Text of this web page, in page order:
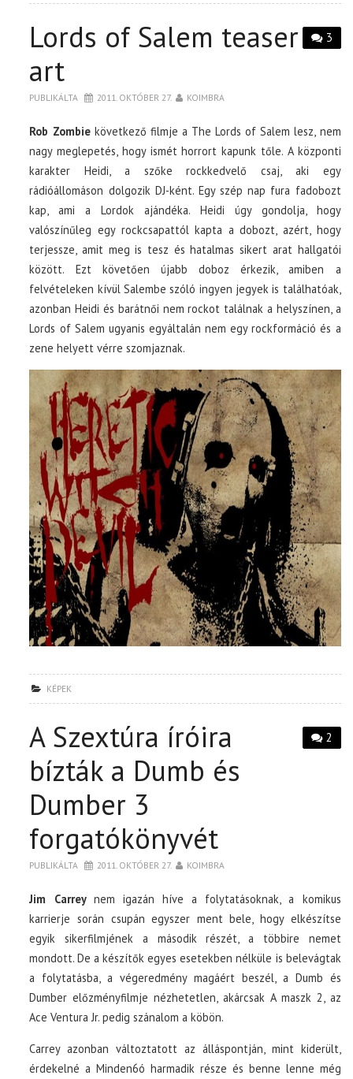
3
Lords of Salem teaser
art
PUBLIKÁLTA 2011. OKTÓBER 27. KOIMBRA
Rob Zombiekövetkező filmje a The Lords of Salem lesz, nem
nagy meglepetés, hogy ismét horrort kapunk tőle. A központi
karakter Heidi, a szőke rockkedvelő csaj, aki egy
rádióállomáson dolgozik DJ-ként. Egy szép nap fura fadobozt
kap, ami a Lordok ajándéka. Heidi úgy gondolja, hogy
valószínűleg egy rockcsapattól kapta a dobozt, azért, hogy
terjessze, amit meg is tesz és hatalmas sikert arat hallgatói
között. Ezt követően újabb doboz érkezik, amiben a
felvételeken kívül Salembe szóló ingyen jegyek is találhatóak,
azonban Heidi és barátnői nem rockot találnak a helyszínen, a
Lords of Salem ugyanis egyáltalán nem egy rockformáció és a
zene helyett vérre szomjaznak.
KÉPEK
2
A Szextúra íróira
bízták a Dumb és
Dumber 3
forgatókönyvét
PUBLIKÁLTA 2011. OKTÓBER 27. KOIMBRA
Jim Carrey nem igazán híve a folytatásoknak, a komikus
karrierje során csupán egyszer ment bele, hogy elkészítse
egyik sikerfilmjének a második részét, a többire nemet
mondott. De a készítők egyes esetekben nélküle is belevágtak
a folytatásba, a végeredmény magáért beszél, a Dumb és
Dumber előzményfilmje nézhetetlen, akárcsak A maszk 2, az
Ace Ventura Jr. pedig szánalom a köbön.
Carrey azonban változtatott az álláspontján, mint kiderült,
érdekelné a Minden6ó harmadik része és benne lenne még